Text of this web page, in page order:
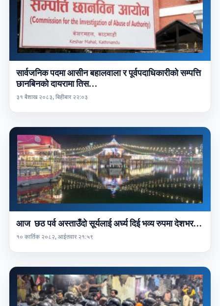
सार्वजनिक पदमा आसीन बहालवाला र पूर्वपदाधिकारीको सम्पत्ति
छानबिनको दायरामा तिस…
३१ बैशाख २०८३, बिहीबार २२:०३
आज छठ पर्व अस्ताउँदो सूर्यलाई अर्घ्य दिई भव्य रुपमा देशभर…
१० कार्तिक २०८२, आईतवार २१:५९